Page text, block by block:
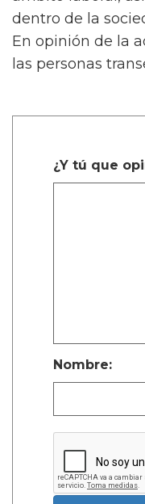
dentro de la
En opinión de la
las personas
¿Y tú que
Nombre: